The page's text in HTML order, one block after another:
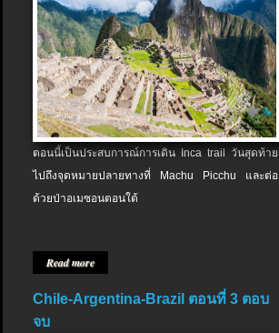
ตอนนี้เป็นประสบการณ์การเดิน Inca trail วันสุดท้าย
ไปถึงจุดหมายปลายทางที่ Machu Picchu และต่อ
ด้วยป่าอเมซอนตอนใต้
Read more
Chile-Argentina-Brazil ตอนที่ 3 ตอบ
จบ